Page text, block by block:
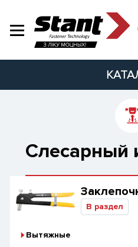
Слесарный
В раздел
Вытяжные